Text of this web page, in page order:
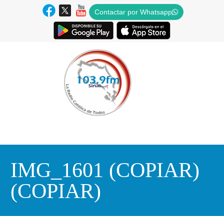
Contactar por Whatsapp
IMG_1601 (COPIAR)
(COPIAR)